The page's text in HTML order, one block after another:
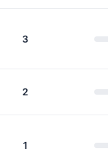
3
2
1